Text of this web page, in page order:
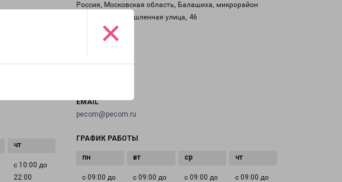
×
с 10:00 до
22:00
Россия, Московская область, Балашиха, микрорайон
Саввино, Промышленная улица, 46
на карте
ТЕЛЕФОН
EMAIL
pecom@pecom.ru
ГРАФИК РАБОТЫ
с 09:00 до
с 09:00 до
с 09:00 до
с 09:00 до